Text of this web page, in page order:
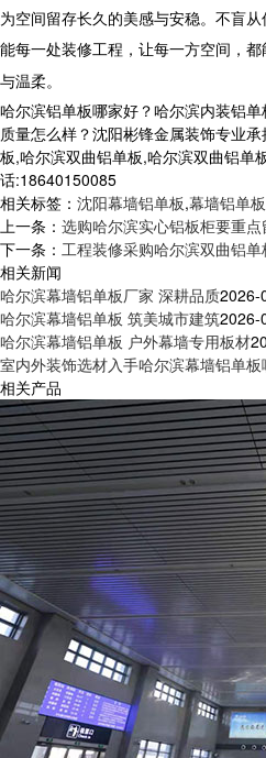
为空间留存长久的美感与安稳。不盲
能每一处装修工程，让每一方空间，
与温柔。
哈尔滨铝单板哪家好？哈尔滨内装铝
质量怎么样？沈阳彬锋金属装饰专业
板,哈尔滨双曲铝单板,哈尔滨双曲铝单
话:18640150085
相关标签： 沈阳幕墙铝单板,幕墙铝单板
上一条： 选购哈尔滨实心铝板柜要重
下一条： 工程装修采购哈尔滨双曲铝
相关新闻
哈尔滨幕墙铝单板厂家 深耕品质2026-
哈尔滨幕墙铝单板 筑美城市建筑2026-
哈尔滨幕墙铝单板 户外幕墙专用板材
室内外装饰选材入手哈尔滨幕墙铝单
相关产品